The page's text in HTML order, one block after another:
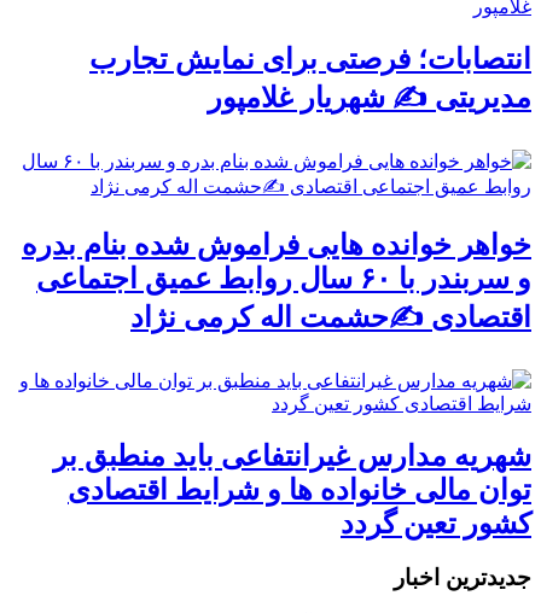
انتصابات؛ فرصتی برای نمایش تجارب
مدیریتی ✍ شهریار غلامپور
خواهر خوانده هایی فراموش شده بنام بدره
و سربندر با ۶۰ سال روابط عمیق اجتماعی
اقتصادی ✍حشمت اله کرمی نژاد
شهریه مدارس غیرانتفاعی باید منطبق بر
توان مالی خانواده ها و شرایط اقتصادی
کشور تعین گردد
جديدترين اخبار